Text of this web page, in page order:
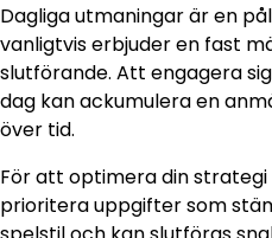
Dagliga utmaningar är en
vanligtvis erbjuder en fast
slutförande. Att engagera
dag kan ackumulera en
över tid.
För att optimera din
prioritera uppgifter som